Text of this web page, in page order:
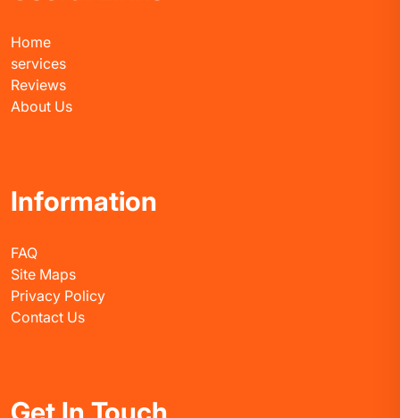
Home
services
Reviews
About Us
Information
FAQ
Site Maps
Privacy Policy
Contact Us